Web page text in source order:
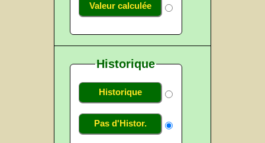
Valeur calculée
Historique
Historique
Pas d'Histor.